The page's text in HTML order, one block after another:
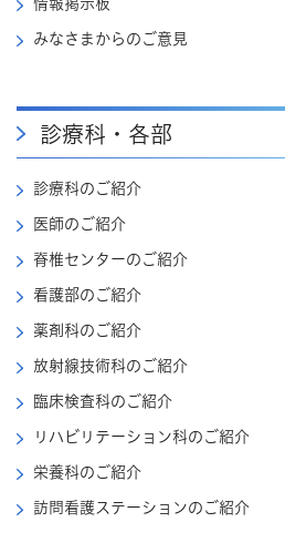
みなさまからのご意見
診療科・各部
診療科のご紹介
医師のご紹介
脊椎センターのご紹介
看護部のご紹介
薬剤科のご紹介
放射線技術科のご紹介
臨床検査科のご紹介
リハビリテーション科のご紹介
栄養科のご紹介
訪問看護ステーションのご紹介